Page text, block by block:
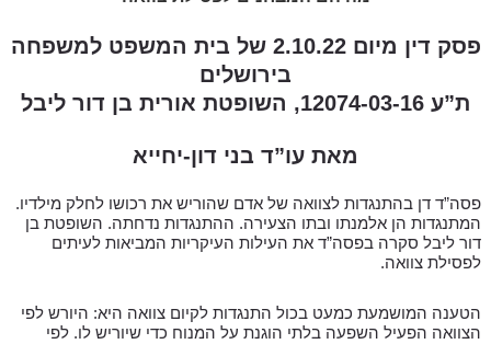
פסק דין מיום 2.10.22 של בית המשפט למשפחה
בירושלים
ת”ע 12074-03-16, השופטת אורית בן דור ליבל
מאת עו”ד בני דון-יחייא
פסה”ד דן בהתנגדות לצוואה של אדם שהוריש את רכושו לחלק מילדיו.
המתנגדות הן אלמנתו ובתו הצעירה. ההתנגדות נדחתה. השופטת בן
דור ליבל סקרה בפסה”ד את העילות העיקריות המביאות לעיתים
לפסילת צוואה.
הטענה המושמעת כמעט בכול התנגדות לקיום צוואה היא: היורש לפי
הצוואה הפעיל השפעה בלתי הוגנת על המנוח כדי שיוריש לו. לפי